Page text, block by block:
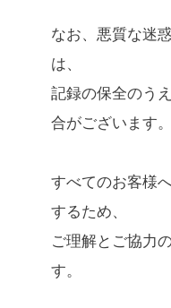
なお、悪質な迷
は、
記録の保全のう
合がございます。
すべてのお客様
するため、
ご理解とご協力
す。